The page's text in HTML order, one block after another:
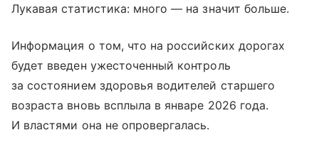
Лукавая статистика: много — на значит больше.
Информация о том, что на российских дорогах
будет введен ужесточенный контроль
за состоянием здоровья водителей старшего
возраста вновь всплыла в январе 2026 года.
И властями она не опровергалась.